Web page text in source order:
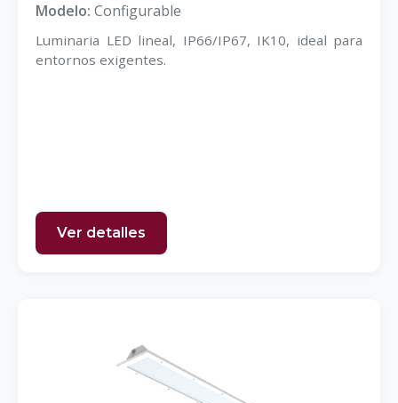
Modelo: Configurable
Luminaria LED lineal, IP66/IP67, IK10, ideal para
entornos exigentes.
Ver detalles